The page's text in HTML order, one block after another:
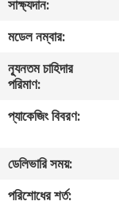
সম্বন্ধে
কারখানা
গুণমান
নিয়ন্ত্রণ
সাক্ষ্যদান:
মডেল নম্বার:
ন্যূনতম চাহিদার
পরিমাণ:
প্যাকেজিং বিবরণ:
ডেলিভারি সময়:
পরিশোধের শর্ত: